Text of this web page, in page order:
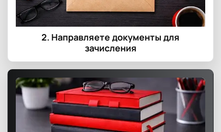
2. Направляете документы для
зачисления